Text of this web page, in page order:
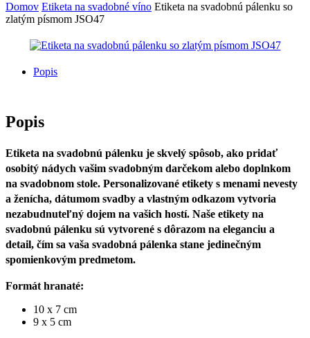
Domov Etiketa na svadobné víno Etiketa na svadobnú pálenku so
zlatým písmom JSO47
Popis
Popis
Etiketa na svadobnú pálenku je skvelý spôsob, ako pridať
osobitý nádych vašim svadobným darčekom alebo doplnkom
na svadobnom stole. Personalizované etikety s menami nevesty
a ženícha, dátumom svadby a vlastným odkazom vytvoria
nezabudnuteľný dojem na vašich hostí. Naše etikety na
svadobnú pálenku sú vytvorené s dôrazom na eleganciu a
detail, čím sa vaša svadobná pálenka stane jedinečným
spomienkovým predmetom.
Formát hranaté:
10 x 7 cm
9 x 5 cm